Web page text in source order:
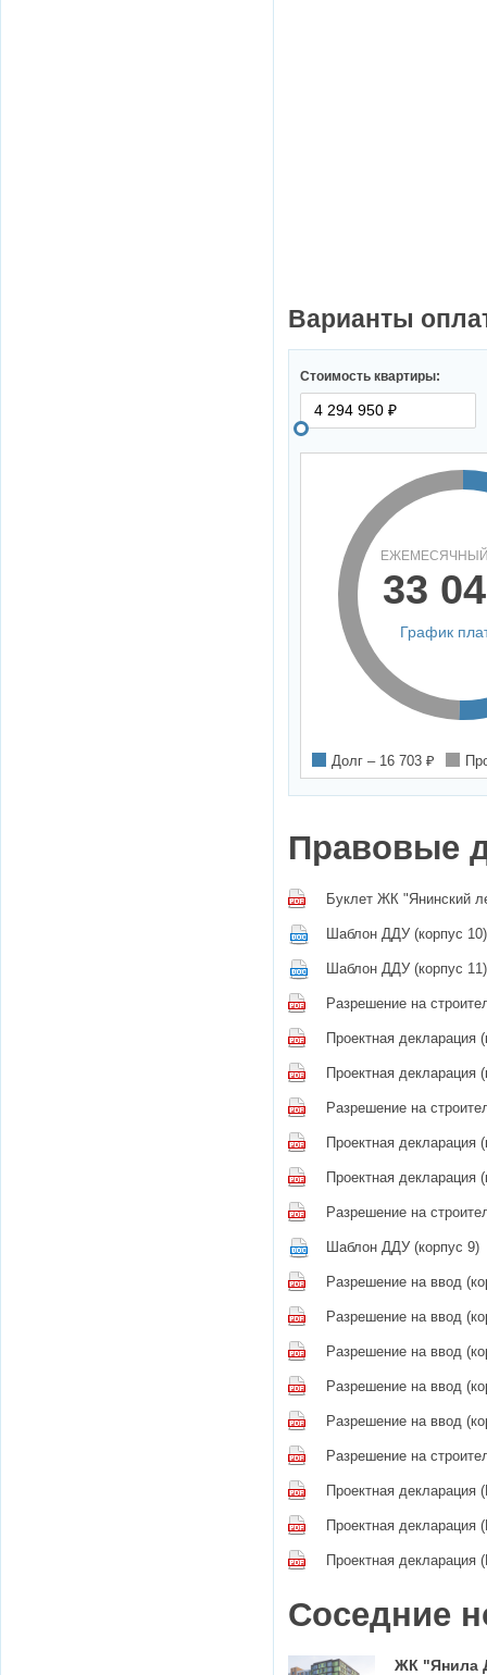
Варианты
Стоимость квартиры:
33
График
Долг – 16 703 ₽
Правовые
Буклет ЖК "Янинский
Шаблон ДДУ (корпус 10)
Шаблон ДДУ (корпус 11)
Разрешение на
Проектная декларация
Проектная декларация
Разрешение на
Проектная декларация
Проектная декларация
Разрешение на
Шаблон ДДУ (корпус 9)
Разрешение на ввод
Разрешение на ввод
Разрешение на ввод
Разрешение на ввод
Разрешение на ввод
Разрешение на
Проектная декларация
Проектная декларация
Проектная декларация
Соседние
ЖК "Янила